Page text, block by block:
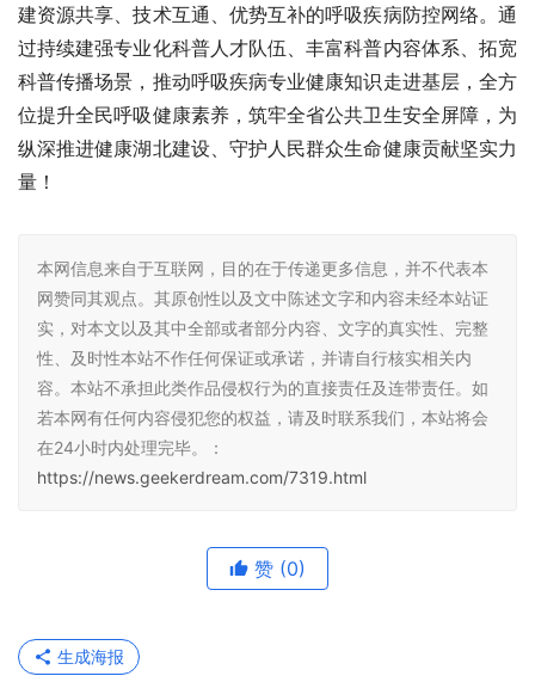
建资源共享、技术互通、优势互补的呼吸疾病防控网络。通
过持续建强专业化科普人才队伍、丰富科普内容体系、拓宽
科普传播场景，推动呼吸疾病专业健康知识走进基层，全方
位提升全民呼吸健康素养，筑牢全省公共卫生安全屏障，为
纵深推进健康湖北建设、守护人民群众生命健康贡献坚实力
量！
本网信息来自于互联网，目的在于传递更多信息，并不代表本
网赞同其观点。其原创性以及文中陈述文字和内容未经本站证
实，对本文以及其中全部或者部分内容、文字的真实性、完整
性、及时性本站不作任何保证或承诺，并请自行核实相关内
容。本站不承担此类作品侵权行为的直接责任及连带责任。如
若本网有任何内容侵犯您的权益，请及时联系我们，本站将会
在24小时内处理完毕。：
https://news.geekerdream.com/7319.html
赞 (0)
生成海报